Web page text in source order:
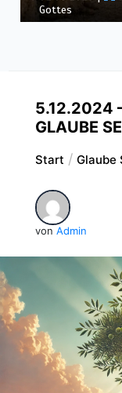
Wege
5.12.2024
GLAUBE
Start Glaube
von Admin